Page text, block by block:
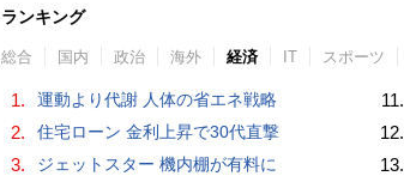
ランキング
総合 国内 政治 海外 経済 IT スポーツ
1. 運動より代謝 人体の省エネ戦略
2. 住宅ローン 金利上昇で30代直撃
3. ジェットスター 機内棚が有料に
11.
12.
13.